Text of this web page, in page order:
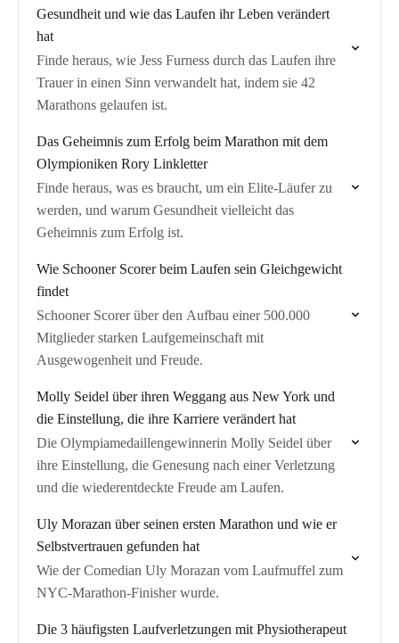
Gesundheit und wie das Laufen ihr Leben verändert
hat
Finde heraus, wie Jess Furness durch das Laufen ihre
Trauer in einen Sinn verwandelt hat, indem sie 42
Marathons gelaufen ist.
Das Geheimnis zum Erfolg beim Marathon mit dem
Olympioniken Rory Linkletter
Finde heraus, was es braucht, um ein Elite-Läufer zu
werden, und warum Gesundheit vielleicht das
Geheimnis zum Erfolg ist.
Wie Schooner Scorer beim Laufen sein Gleichgewicht
findet
Schooner Scorer über den Aufbau einer 500.000
Mitglieder starken Laufgemeinschaft mit
Ausgewogenheit und Freude.
Molly Seidel über ihren Weggang aus New York und
die Einstellung, die ihre Karriere verändert hat
Die Olympiamedaillengewinnerin Molly Seidel über
ihre Einstellung, die Genesung nach einer Verletzung
und die wiederentdeckte Freude am Laufen.
Uly Morazan über seinen ersten Marathon und wie er
Selbstvertrauen gefunden hat
Wie der Comedian Uly Morazan vom Laufmuffel zum
NYC-Marathon-Finisher wurde.
Die 3 häufigsten Laufverletzungen mit Physiotherapeut